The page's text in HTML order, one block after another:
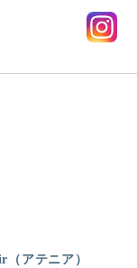
アテニア）